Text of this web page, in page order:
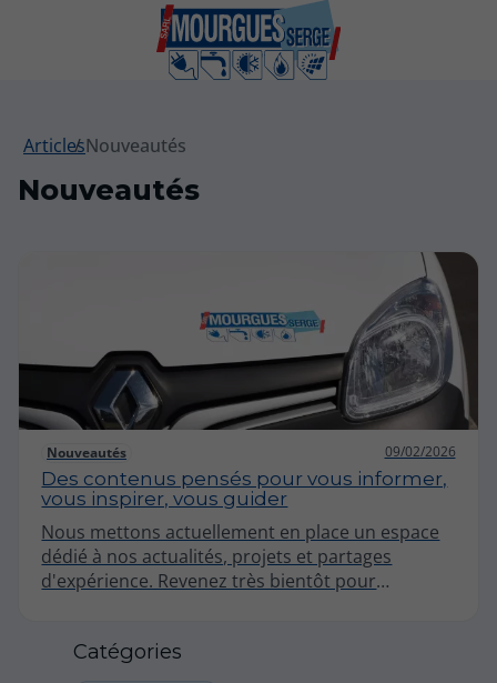
Catégories
ArticlesNouveautés
Nouveautés
Nouveautés 09/02/2026
Des contenus pensés pour vous informer,
vous inspirer, vous guider
Nous mettons actuellement en place un espace
dédié à nos actualités, projets et partages
d'expérience. Revenez très bientôt pour